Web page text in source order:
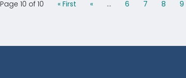
Page 10 of 10 « First « ... 6 7 8 9